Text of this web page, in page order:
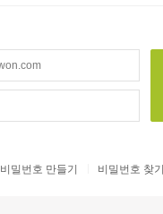
비밀번호 만들기 비밀번호 찾기